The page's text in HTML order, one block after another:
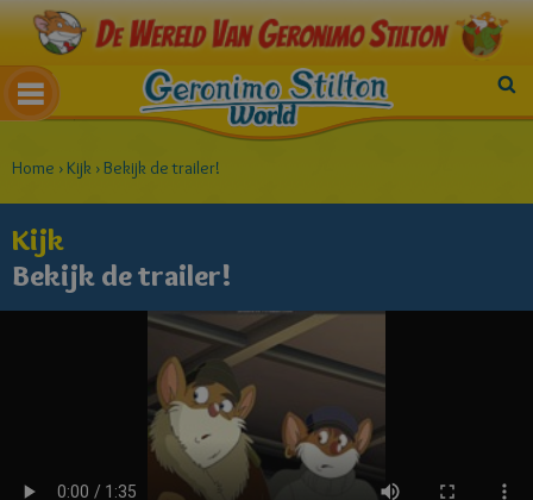
Home › Kijk ›Bekijk de trailer!
Kijk
Bekijk de trailer!